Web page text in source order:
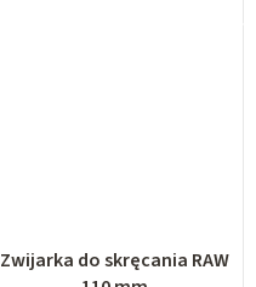
Zwijarka do skręcania RAW